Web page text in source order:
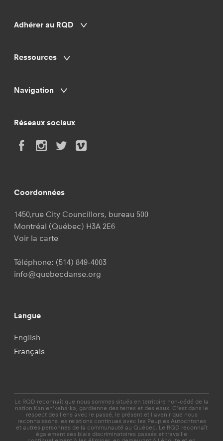
Adhérer au RQD
Ressources
Navigation
Réseaux sociaux
Coordonnées
1450,rue City Councillors, bureau 500
Montréal (Québec) H3A 2E6
Voir la carte
Téléphone: (514) 849-4003
info@quebecdanse.org
Langue
English
Français
Le RQD reconnaît que nous sommes situés en territoire non-cédé de la
nation Kanien'kehá:ka, gardienne des terres et des eaux. C’est dans le
respect des liens avec le passé, le présent et l'avenir que nous
reconnaissons les relations continues avec les Peuples Autochtones
et autres personnes de la communauté au Québec. Le RQD reconnaît
également ses biais discriminatoires passés et travaille